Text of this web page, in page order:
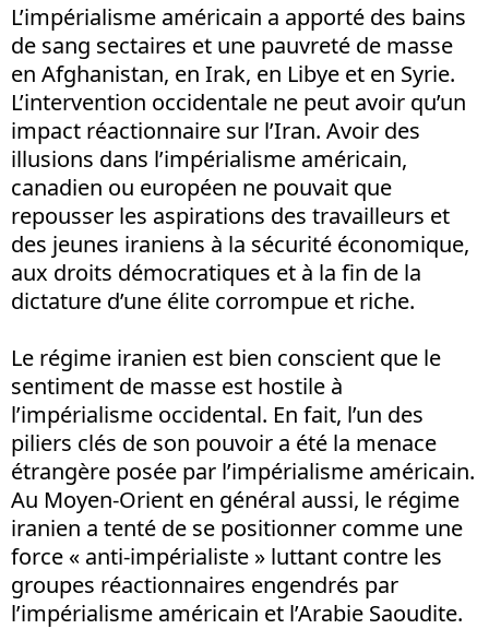
L’impérialisme américain a apporté des bains
de sang sectaires et une pauvreté de masse
en Afghanistan, en Irak, en Libye et en Syrie.
L’intervention occidentale ne peut avoir qu’un
impact réactionnaire sur l’Iran. Avoir des
illusions dans l’impérialisme américain,
canadien ou européen ne pouvait que
repousser les aspirations des travailleurs et
des jeunes iraniens à la sécurité économique,
aux droits démocratiques et à la fin de la
dictature d’une élite corrompue et riche.
Le régime iranien est bien conscient que le
sentiment de masse est hostile à
l’impérialisme occidental. En fait, l’un des
piliers clés de son pouvoir a été la menace
étrangère posée par l’impérialisme américain.
Au Moyen-Orient en général aussi, le régime
iranien a tenté de se positionner comme une
force « anti-impérialiste » luttant contre les
groupes réactionnaires engendrés par
l’impérialisme américain et l’Arabie Saoudite.